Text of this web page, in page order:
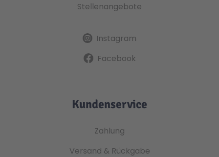
Stellenangebote
Instagram
Facebook
Kundenservice
Zahlung
Versand & Rückgabe